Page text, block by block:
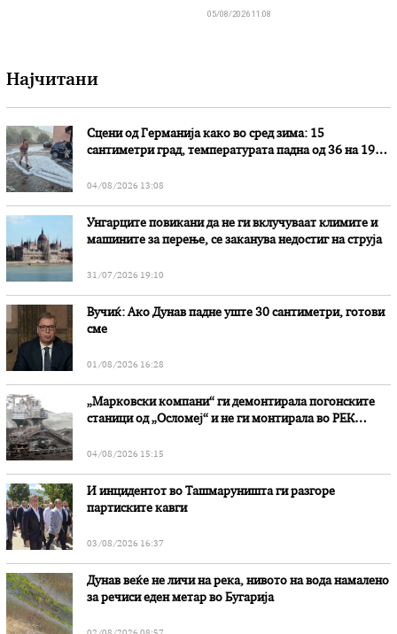
05/08/2026 11:08
Најчитани
Сцени од Германија како во сред зима: 15
сантиметри град, температурата падна од 36 на 19
04/08/2026 13:08
Унгарците повикани да не ги вклучуваат климите и
машините за перење, се заканува недостиг на струја
31/07/2026 19:10
Вучиќ: Ако Дунав падне уште 30 сантиметри, готови
сме
01/08/2026 16:28
„Марковски компани“ ги демонтирала погонските
станици од „Осломеј“ и не ги монтирала во РЕК
04/08/2026 15:15
И инцидентот во Ташмаруништa ги разгоре
партиските кавги
03/08/2026 16:37
Дунав веќе не личи на река, нивото на вода намалено
за речиси еден метар во Бугарија